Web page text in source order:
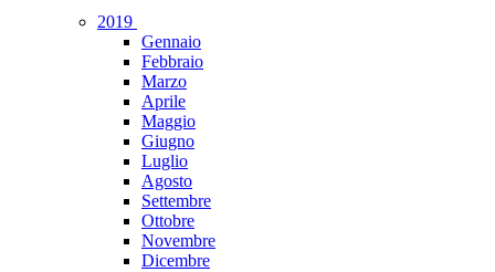
2019
Gennaio
Febbraio
Marzo
Aprile
Maggio
Giugno
Luglio
Agosto
Settembre
Ottobre
Novembre
Dicembre